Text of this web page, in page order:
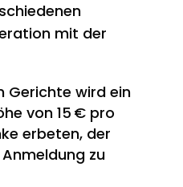
mit der
Gerichte wird ein
von 15 € pro
erbeten, der
zu